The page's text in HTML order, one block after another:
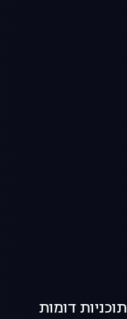
תוכניות דומות